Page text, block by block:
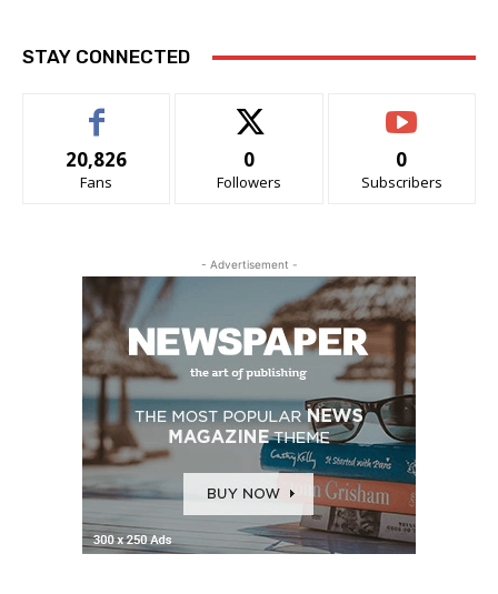
STAY CONNECTED
20,826
Fans
0
Followers
0
Subscribers
- Advertisement -